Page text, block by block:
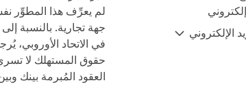
الإلكتروني
لم يعرِّف هذا المطوِّر
جهة تجارية. بالنسبة
في الاتحاد الأوروبي،
حقوق المستهلك لا
العقود المُبرمة بينك